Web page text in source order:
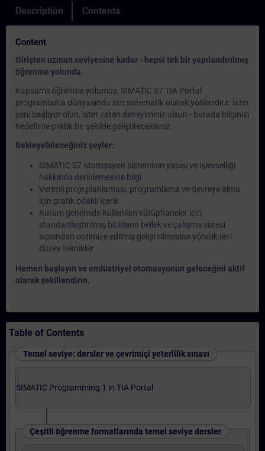
Description Contents
Content
Girişten uzman seviyesine kadar - hepsi tek bir yapılandırılmış
öğrenme yolunda.
Kapsamlı öğrenme yolumuz, SIMATIC S7 TIA Portal
programlama dünyasında sizi sistematik olarak yönlendirir. İster
yeni başlıyor olun, ister zaten deneyiminiz olsun - burada bilginizi
hedefli ve pratik bir şekilde geliştireceksiniz.
Bekleyebileceğiniz şeyler:
SIMATIC S7 otomasyon sisteminin yapısı ve işlevselliği
hakkında derinlemesine bilgi
Verimli proje planlaması, programlama ve devreye alma
için pratik odaklı içerik
Kurum genelinde kullanılan kütüphaneler için
standartlaştırılmış blokların bellek ve çalışma süresi
açısından optimize edilmiş geliştirilmesine yönelik ileri
düzey teknikler
Hemen başlayın ve endüstriyel otomasyonun geleceğini aktif
olarak şekillendirin.
Table of Contents
Temel seviye: dersler ve çevrimiçi yeterlilik sınavı
SIMATIC Programming 1 in TIA Portal
Çeşitli öğrenme formatlarında temel seviye dersler